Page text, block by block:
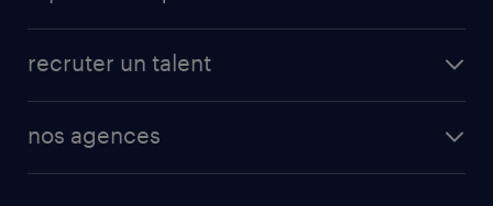
créer un compte candidat
app talent / portail web
recruter un talent
solutions opérationnelles
nos agences